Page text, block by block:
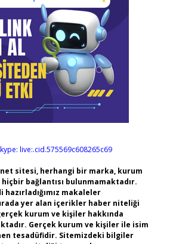
live:.cid.575569c608265c69
sitesi, herhangi bir marka, kurum
bağlantısı bulunmamaktadır.
hazırladığımız makaleler
yer alan içerikler haber niteliği
kurum ve kişiler hakkında
Gerçek kurum ve kişiler ile isim
tesadüfidir. Sitemizdeki bilgiler